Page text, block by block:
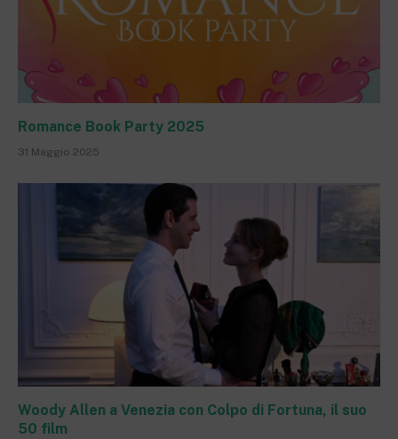
Romance Book Party 2025
31 Maggio 2025
Woody Allen a Venezia con Colpo di Fortuna, il suo
50 film